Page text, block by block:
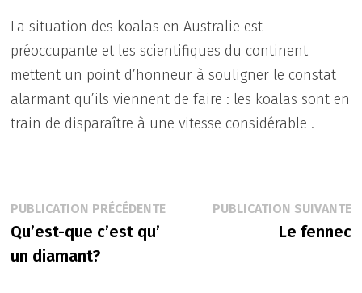
La situation des koalas en Australie est
préoccupante et les scientifiques du continent
mettent un point d’honneur à souligner le constat
alarmant qu’ils viennent de faire : les koalas sont en
train de disparaître à une vitesse considérable .
Navigation
de
PUBLICATION PRÉCÉDENTEPublication
Qu’est-que c’est qu’
un diamant?
PUBLICATION SUIVANTE
Le fennec